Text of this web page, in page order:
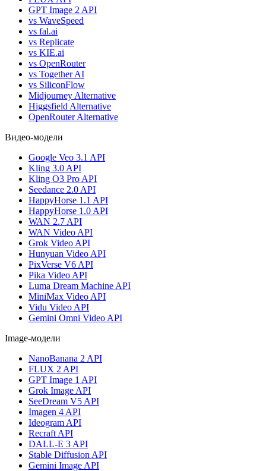
GPT Image 2 API
vs WaveSpeed
vs fal.ai
vs Replicate
vs KIE.ai
vs OpenRouter
vs Together AI
vs SiliconFlow
Midjourney Alternative
Higgsfield Alternative
OpenRouter Alternative
Видео-модели
Google Veo 3.1 API
Kling 3.0 API
Kling O3 Pro API
Seedance 2.0 API
HappyHorse 1.1 API
HappyHorse 1.0 API
WAN 2.7 API
WAN Video API
Grok Video API
Hunyuan Video API
PixVerse V6 API
Pika Video API
Luma Dream Machine API
MiniMax Video API
Vidu Video API
Gemini Omni Video API
Image-модели
NanoBanana 2 API
FLUX 2 API
GPT Image 1 API
Grok Image API
SeeDream V5 API
Imagen 4 API
Ideogram API
Recraft API
DALL-E 3 API
Stable Diffusion API
Gemini Image API